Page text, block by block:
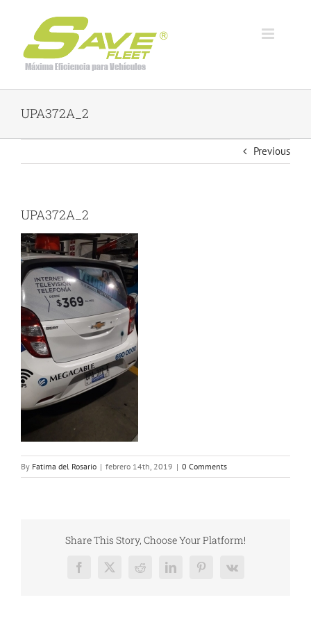
content
UPA372A_2
Previous
UPA372A_2
By Fatima del Rosario | febrero 14th, 2019 | 0 Comments
Share This Story, Choose Your Platform!
Facebook
X RedditLinkedInPinterest
Vk